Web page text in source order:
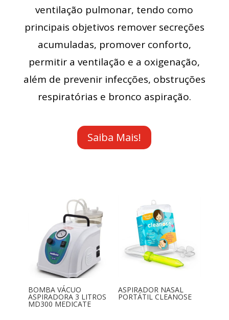
ventilação pulmonar, tendo como
principais objetivos remover secreções
acumuladas, promover conforto,
permitir a ventilação e a oxigenação,
além de prevenir infecções, obstruções
respiratórias e bronco aspiração.
Saiba Mais!
BOMBA VÁCUO
ASPIRADORA 3 LITROS
MD300 MEDICATE
ASPIRADOR NASAL
PORTÁTIL CLEANOSE